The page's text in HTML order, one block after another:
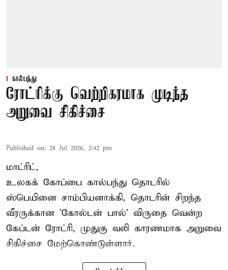
கால்பந்து
ரோட்ரிக்கு வெற்றிகரமாக முடிந்த
அறுவை சிகிச்சை
Published on: 28 Jul 2026, 2:42 pm
மாட்ரிட்,
உலகக் கோப்பை கால்பந்து தொடரில்
ஸ்பெயினை சாம்பியனாக்கி, தொடரின் சிறந்த
வீரருக்கான 'கோல்டன் பால்' விருதை வென்ற
கேப்டன் ரோட்ரி, முதுகு வலி காரணமாக அறுவை
சிகிச்சை மேற்கொண்டுள்ளார்.